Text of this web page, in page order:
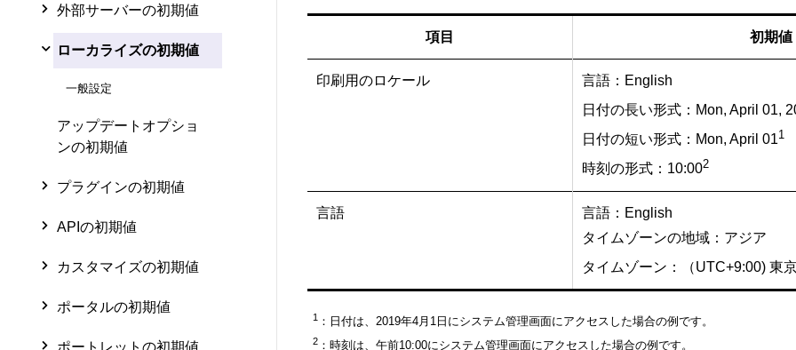
外部サーバーの初期値
ローカライズの初期値
一般設定
アップデートオプショ
ンの初期値
プラグインの初期値
APIの初期値
カスタマイズの初期値
ポータルの初期値
ポートレットの初期値
項目 初期値
印刷用のロケール
言語：English
日付の長い形式：Mon, April 01,
日付の短い形式：Mon, April 011
時刻の形式：10:002
言語
言語：English
タイムゾーンの地域：アジア
タイムゾーン：（UTC+9:00) 東
1 ：日付は、2019年4月1日にシステム管理画面にアクセスした場合の例です。
2 ：時刻は、午前10:00にシステム管理画面にアクセスした場合の例です。